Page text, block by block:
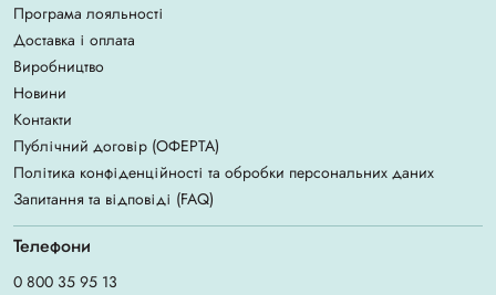
Програма лояльності
Доставка і оплата
Виробництво
Новини
Контакти
Публічний договір (ОФЕРТА)
Політика конфіденційності та обробки персональних даних
Запитання та відповіді (FAQ)
Телефони
0 800 35 95 13